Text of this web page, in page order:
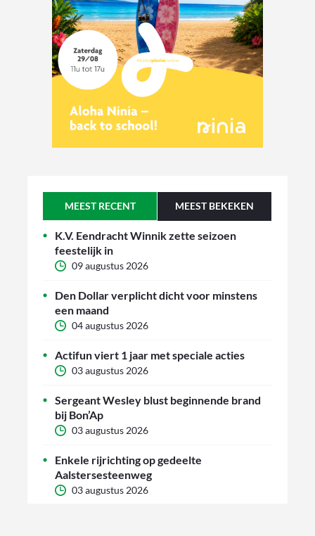
MEEST RECENT MEEST BEKEKEN
K.V. Eendracht Winnik zette seizoen
feestelijk in
09 augustus 2026
Den Dollar verplicht dicht voor minstens
een maand
04 augustus 2026
Actifun viert 1 jaar met speciale acties
03 augustus 2026
Sergeant Wesley blust beginnende brand
bij Bon’Ap
03 augustus 2026
Enkele rijrichting op gedeelte
Aalstersesteenweg
03 augustus 2026